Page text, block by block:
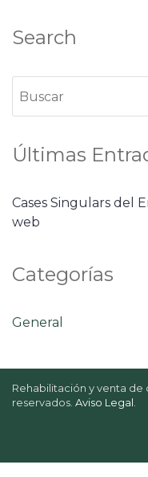
Search
Últimas
Cases Singulars del
web
Categorías
General
Rehabilitación y venta de
reservados. Aviso Legal